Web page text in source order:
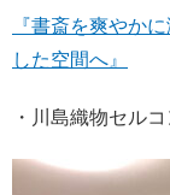
『書斎を爽やか
した空間へ』
・川島織物セル